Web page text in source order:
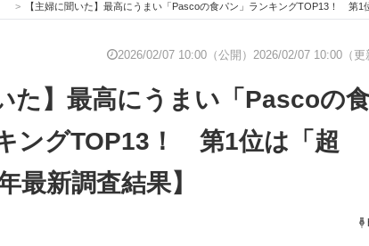
経
製
> 【主婦に聞いた】最高にうまい「Pascoの食パン」ランキングTOP13！ 第1位は「超熟」【2026年最新調査結果
2026/02/07 10:00（公開） 2026/02/07 10:00（更
た】最高にうまい「Pascoの
ングTOP13！ 第1位は「超
最新調査結果】